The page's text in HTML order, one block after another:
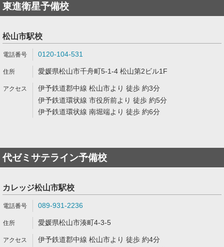
東進衛星予備校
松山市駅校
0120-104-531
愛媛県松山市千舟町5-1-4 松山第2ビル1F
伊予鉄道郡中線 松山市より 徒歩 約3分
伊予鉄道環状線 市役所前より 徒歩 約5分
伊予鉄道環状線 南堀端より 徒歩 約6分
代ゼミサテライン予備校
カレッジ松山市駅校
089-931-2236
愛媛県松山市湊町4-3-5
伊予鉄道郡中線 松山市より 徒歩 約4分